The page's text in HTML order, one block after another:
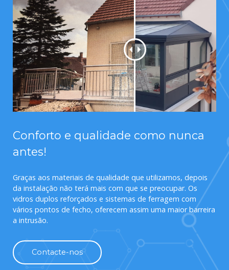
Conforto e qualidade como nunca
antes!
Graças aos materiais de qualidade que utilizamos, depois
da instalação não terá mais com que se preocupar. Os
vidros duplos reforçados e sistemas de ferragem com
vários pontos de fecho, oferecem assim uma maior barreira
a intrusão.
Contacte-nos